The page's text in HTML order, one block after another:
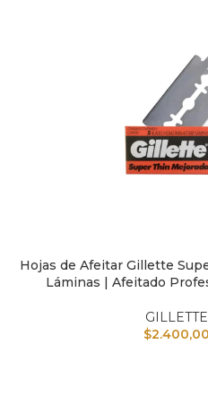
AÑADIR AL CARRITO
Hojas de Afeitar Gillette
Láminas | Afeitado
GILLETTE
$2.400,00